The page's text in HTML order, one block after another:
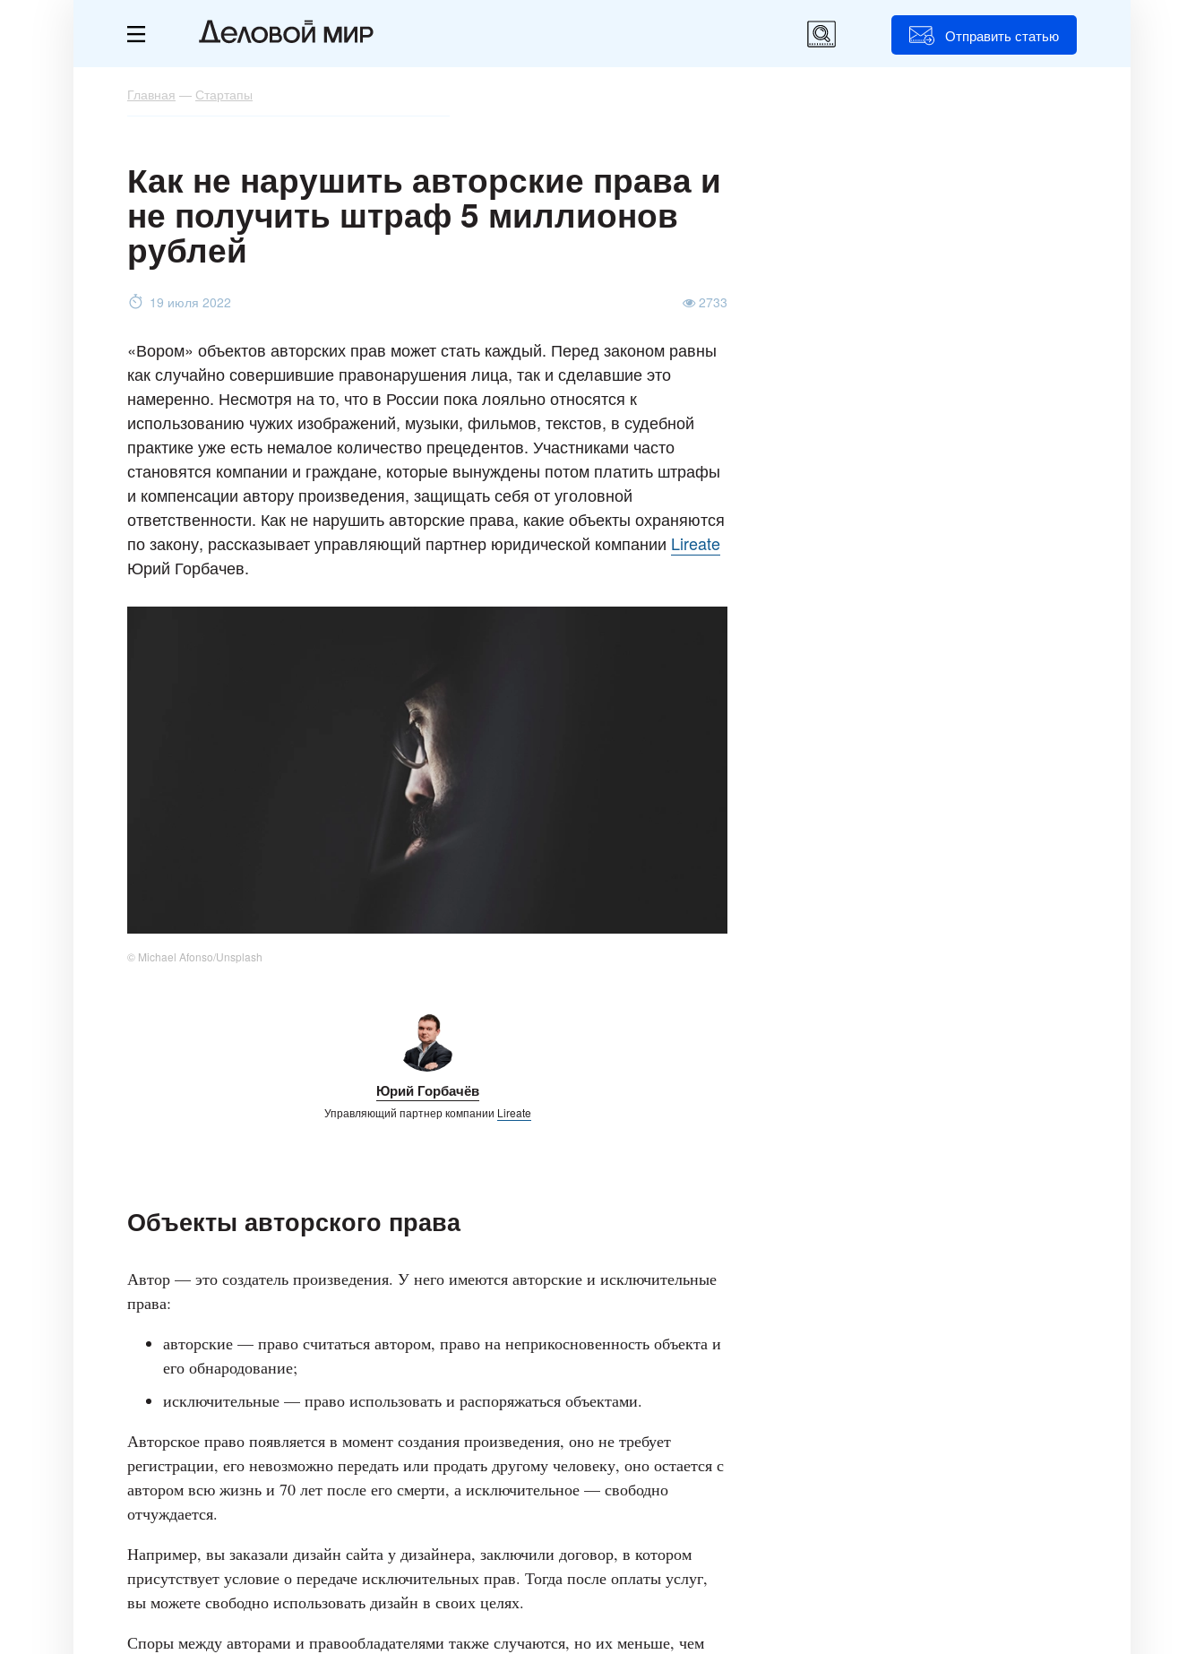
Отправить статью
Главная — Стартапы
Как не нарушить авторские права и
не получить штраф 5 миллионов
рублей
19 июля 2022 2733
«Вором» объектов авторских прав может стать каждый. Перед законом равны
как случайно совершившие правонарушения лица, так и сделавшие это
намеренно. Несмотря на то, что в России пока лояльно относятся к
использованию чужих изображений, музыки, фильмов, текстов, в судебной
практике уже есть немалое количество прецедентов. Участниками часто
становятся компании и граждане, которые вынуждены потом платить штрафы
и компенсации автору произведения, защищать себя от уголовной
ответственности. Как не нарушить авторские права, какие объекты охраняются
по закону, рассказывает управляющий партнер юридической компании Lireate
Юрий Горбачев.
© Michael Afonso/Unsplash
Юрий Горбачёв
Управляющий партнер компании Lireate
Объекты авторского права
Автор — это создатель произведения. У него имеются авторские и исключительные
права:
авторские — право считаться автором, право на неприкосновенность объекта и
его обнародование;
исключительные — право использовать и распоряжаться объектами.
Авторское право появляется в момент создания произведения, оно не требует
регистрации, его невозможно передать или продать другому человеку, оно остается с
автором всю жизнь и 70 лет после его смерти, а исключительное — свободно
отчуждается.
Например, вы заказали дизайн сайта у дизайнера, заключили договор, в котором
присутствует условие о передаче исключительных прав. Тогда после оплаты услуг,
вы можете свободно использовать дизайн в своих целях.
Споры между авторами и правообладателями также случаются, но их меньше, чем